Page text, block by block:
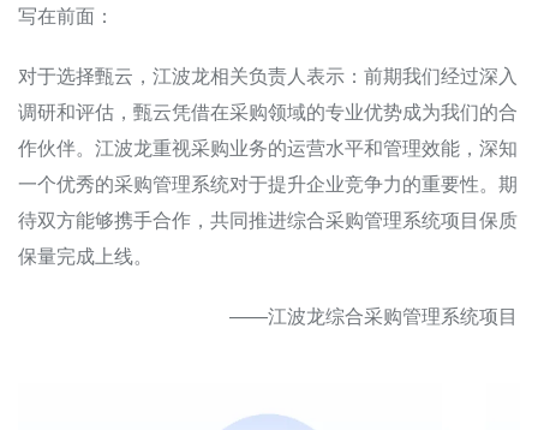
立即试用
售前咨询：400-116-6869
售后服务：400-116-0808
写在前面：
对于选择甄云，江波龙相关负责人表示：前期我们经过深入
调研和评估，甄云凭借在采购领域的专业优势成为我们的合
作伙伴。江波龙重视采购业务的运营水平和管理效能，深知
一个优秀的采购管理系统对于提升企业竞争力的重要性。期
待双方能够携手合作，共同推进综合采购管理系统项目保质
保量完成上线。
——江波龙综合采购管理系统项目